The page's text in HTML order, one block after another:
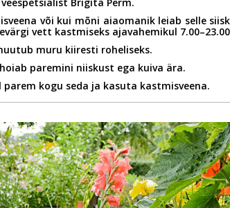
või kui mõni aiaomanik leiab selle
vett kastmiseks ajavahemikul
muru kiiresti roheliseks.
paremini niiskust ega kuiva ära.
kogu seda ja kasuta kastmisveena.